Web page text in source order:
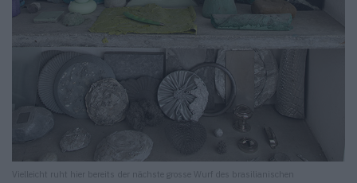
Vielleicht ruht hier bereits der nächste grosse Wurf des brasilianischen